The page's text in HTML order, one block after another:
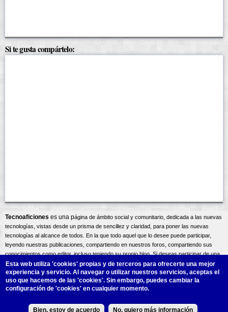
Si te gusta compártelo:
Tecnoaficiones es una página de ámbito social y comunitario, dedicada a las nuevas
tecnologías, vistas desde un prisma de sencillez y claridad, para poner las nuevas
tecnologías al alcance de todos. En la que todo aquel que lo desee puede participar,
leyendo nuestras publicaciones, compartiendo en nuestros foros, compartiendo sus
conocimientos como editor, incluso teniendo su propio blog. Si deseas participar de una
forma activa bien como editor compartiendo tus conocimientos, o incluso teniendo tu
propio blog, una vez te registres podrás contactar con los administradores del sitio, y así
exponer tus intereses y necesidades. Un saludo atento A.Lliso.
Copyright@2011.
Esta web utiliza 'cookies' propias y de terceros para ofrecerte una mejor
experiencia y servicio. Al navegar o utilizar nuestros servicios, aceptas el
uso que hacemos de las 'cookies'. Sin embargo, puedes cambiar la
configuración de 'cookies' en cualquier momento.
Bien, estoy de acuerdo No, quiero más información